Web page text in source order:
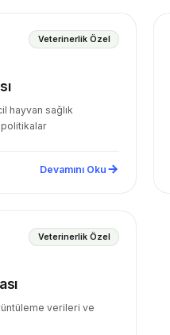
Veterinerlik Özel
hayvan sağlık
Devamını Oku
Veterinerlik Özel
verileri ve